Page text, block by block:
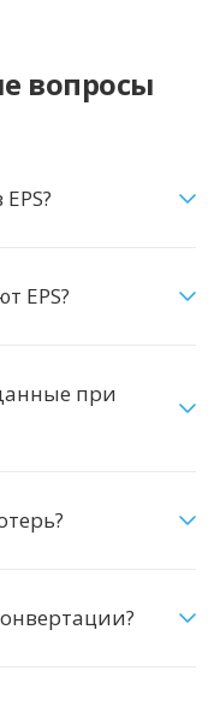
вопросы
EPS?
при